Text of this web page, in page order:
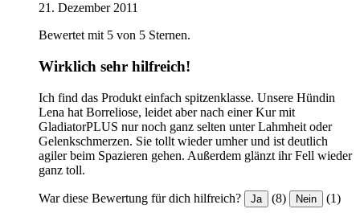
21. Dezember 2011
Bewertet mit 5 von 5 Sternen.
Wirklich sehr hilfreich!
Ich find das Produkt einfach spitzenklasse. Unsere Hündin
Lena hat Borreliose, leidet aber nach einer Kur mit
GladiatorPLUS nur noch ganz selten unter Lahmheit oder
Gelenkschmerzen. Sie tollt wieder umher und ist deutlich
agiler beim Spazieren gehen. Außerdem glänzt ihr Fell wieder
ganz toll.
War diese Bewertung für dich hilfreich? Ja (8) Nein (1)